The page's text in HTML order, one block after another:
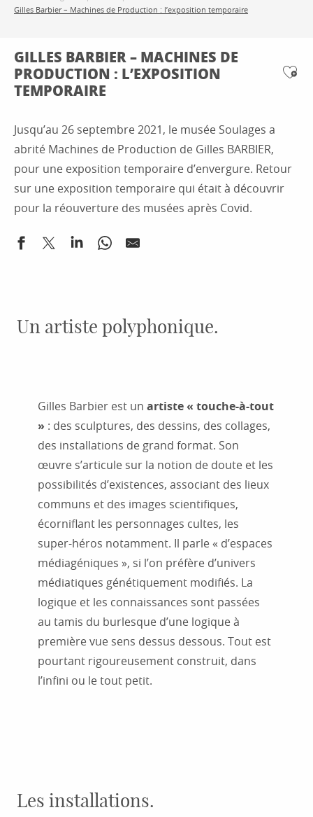
Gilles Barbier – Machines de Production : l’exposition temporaire
GILLES BARBIER – MACHINES DE
PRODUCTION : L’EXPOSITION
TEMPORAIRE
Jusqu’au 26 septembre 2021, le musée Soulages a
abrité Machines de Production de Gilles BARBIER,
pour une exposition temporaire d’envergure. Retour
sur une exposition temporaire qui était à découvrir
pour la réouverture des musées après Covid.
Un artiste polyphonique.
Gilles Barbier est un artiste « touche-à-tout
» : des sculptures, des dessins, des collages,
des installations de grand format. Son
œuvre s’articule sur la notion de doute et les
possibilités d’existences, associant des lieux
communs et des images scientifiques,
écorniflant les personnages cultes, les
super-héros notamment. Il parle « d’espaces
médiagéniques », si l’on préfère d’univers
médiatiques génétiquement modifiés. La
logique et les connaissances sont passées
au tamis du burlesque d’une logique à
première vue sens dessus dessous. Tout est
pourtant rigoureusement construit, dans
l’infini ou le tout petit.
Les installations.